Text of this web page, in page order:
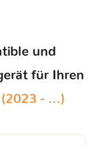
und
für Ihren
- ...)